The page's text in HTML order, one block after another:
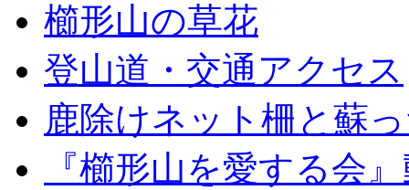
櫛形山の草花
登山道・交通アクセス
鹿除けネット柵と蘇
『櫛形山を愛する会